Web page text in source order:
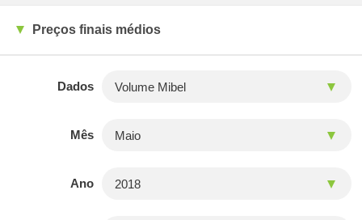
Preços finais médios
Dados
Mês
Ano